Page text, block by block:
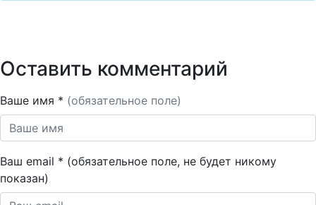
Оставить комментарий
Ваше имя * (обязательное поле)
Ваш email * (обязательное поле, не будет никому
показан)